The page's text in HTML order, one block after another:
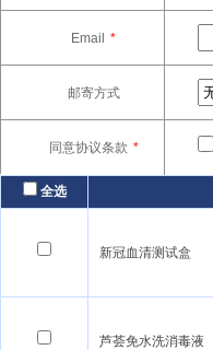
Email *
邮寄方式
同意协议条款 *
全选
新冠血清测试盒
芦荟免水洗消毒液